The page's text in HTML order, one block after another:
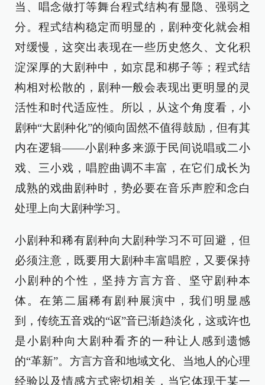
当、唱念做打等舞台程式结构有显隐、强弱之
分。程式结构稳定而明显的，剧种变化就会相
对缓慢，这突出表现在一些历史悠久、文化积
淀深厚的大剧种中，如京昆和梆子等；程式结
构相对松散的，剧种一般会表现出更明显的灵
活性和时代适应性。所以，从这个角度看，小
剧种“大剧种化”的倾向固然不值得鼓励，但有其
内在逻辑——小剧种多来源于民间说唱或二小
戏、三小戏，唱腔曲调不丰富，在它们成长为
成熟的戏曲剧种时，势必要在音乐声腔和念白
处理上向大剧种学习。
小剧种和稀有剧种向大剧种学习不可回避，但
必须注意，既要用大剧种丰富唱腔，又要保持
小剧种的个性，坚持方言方音、坚守剧种本
体。在第二届稀有剧种展演中，我们明显感
到，传统五音戏的“讴”音已渐趋淡化，这或许也
是小剧种向大剧种看齐的一种让人感到遗憾
的“革新”。方言方音和地域文化、当地人的心理
经验以及情感方式密切相关，当它体现于某一